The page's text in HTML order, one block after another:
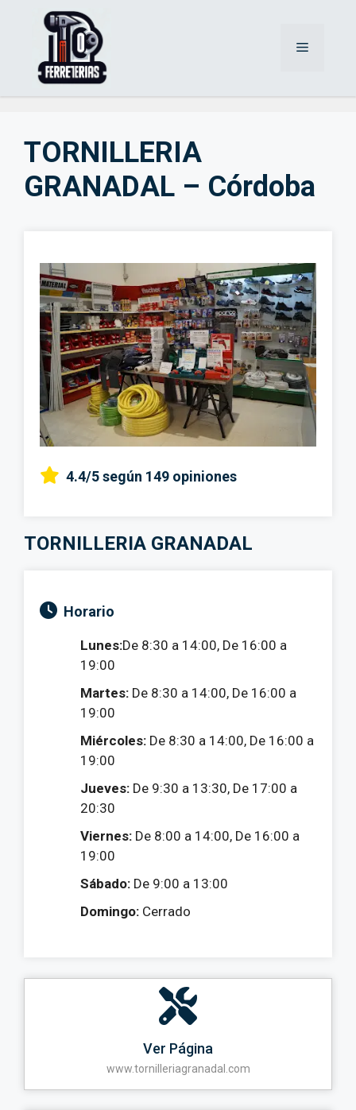
Menú
TORNILLERIA
GRANADAL – Córdoba
4.4/5según 149 opiniones
TORNILLERIA GRANADAL
Horario
Lunes:De 8:30 a 14:00, De 16:00 a
19:00
Martes: De 8:30 a 14:00, De 16:00 a
19:00
Miércoles: De 8:30 a 14:00, De 16:00 a
19:00
Jueves: De 9:30 a 13:30, De 17:00 a
20:30
Viernes: De 8:00 a 14:00, De 16:00 a
19:00
Sábado: De 9:00 a 13:00
Domingo: Cerrado
Ver Página
www.tornilleriagranadal.com